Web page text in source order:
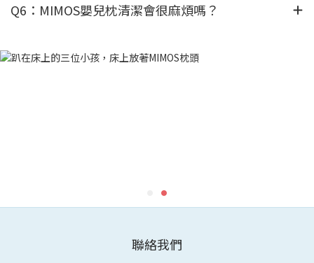
Q6：MIMOS嬰兒枕清潔會很麻煩嗎？
聯絡我們